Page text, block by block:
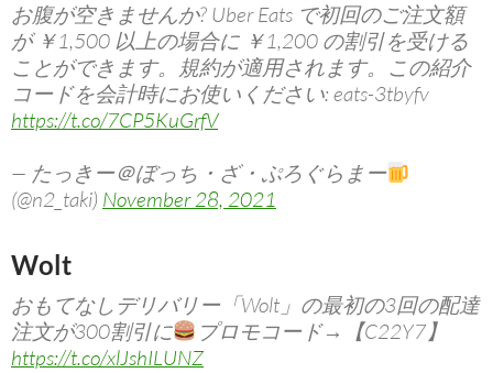
お腹が空きませんか? Uber Eats で初回のご注文額
が ￥1,500 以上の場合に ￥1,200 の割引を受ける
ことができます。規約が適用されます。この紹介
コードを会計時にお使いください: eats-3tbyfv
https://t.co/7CP5KuGrfV
— たっきー＠ぼっち・ざ・ぷろぐらまー
(@n2_taki) November 28, 2021
Wolt
おもてなしデリバリー「Wolt」の最初の3回の配達
注文が300割引に
プロモコード→【C22Y7】
https://t.co/xlJshILUNZ